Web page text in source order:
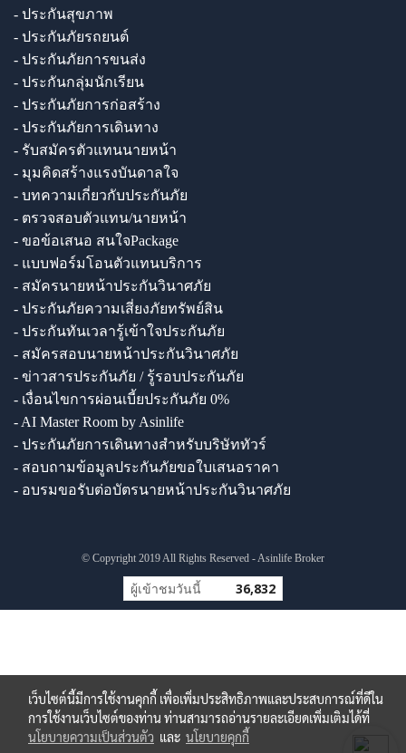
- ประกันสุขภาพ
- ประกันภัยรถยนต์
- ประกันภัยการขนส่ง
- ประกันกลุ่มนักเรียน
- ประกันภัยการก่อสร้าง
- ประกันภัยการเดินทาง
- รับสมัครตัวแทนนายหน้า
- มุมคิดสร้างแรงบันดาลใจ
- บทความเกี่ยวกับประกันภัย
- ตรวจสอบตัวแทน/นายหน้า
- ขอข้อเสนอ สนใจPackage
- แบบฟอร์มโอนตัวแทนบริการ
- สมัครนายหน้าประกันวินาศภัย
- ประกันภัยความเสี่ยงภัยทรัพย์สิน
- ประกันทันเวลารู้เข้าใจประกันภัย
- สมัครสอบนายหน้าประกันวินาศภัย
- ข่าวสารประกันภัย / รู้รอบประกันภัย
- เงื่อนไขการผ่อนเบี้ยประกันภัย 0%
- AI Master Room by Asinlife
- ประกันภัยการเดินทางสำหรับบริษัททัวร์
- สอบถามข้อมูลประกันภัยขอใบเสนอราคา
- อบรมขอรับต่อบัตรนายหน้าประกันวินาศภัย
© Copyright 2019 All Rights Reserved - Asinlife Broker
ผู้เข้าชมวันนี้ 36,832
เว็บไซต์นี้มีการใช้งานคุกกี้ เพื่อเพิ่มประสิทธิภาพและประสบการณ์ที่ดีใน
การใช้งานเว็บไซต์ของท่าน ท่านสามารถอ่านรายละเอียดเพิ่มเติมได้ที่
นโยบายความเป็นส่วนตัว และ นโยบายคุกกี้